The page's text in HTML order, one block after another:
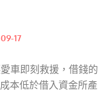
17
車即刻救援，借錢的
本低於借入資金所產